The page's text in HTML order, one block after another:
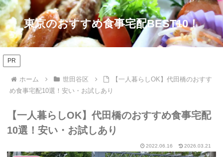
東京のおすすめ食事宅配BEST10！
PR
ホーム 世田谷区
【一人暮らしOK】代田橋のおすす
め食事宅配10選！安い・お試しあり
【一人暮らしOK】代田橋のおすすめ食事宅配
10選！安い・お試しあり
2022.06.16 2026.03.21